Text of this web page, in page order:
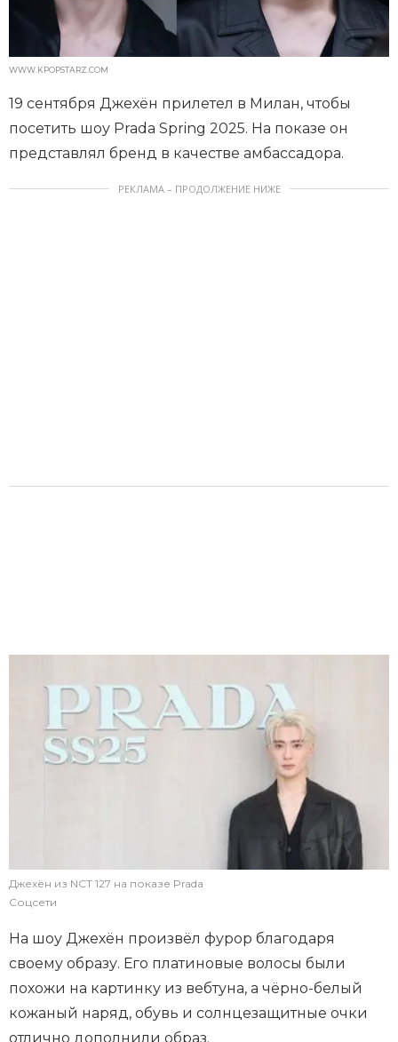
WWW.KPOPSTARZ.COM
19 сентября Джехён прилетел в Милан, чтобы
посетить шоу Prada Spring 2025. На показе он
представлял бренд в качестве амбассадора.
РЕКЛАМА – ПРОДОЛЖЕНИЕ НИЖЕ
Джехён из NCT 127 на показе Prada
Соцсети
На шоу Джехён произвёл фурор благодаря
своему образу. Его платиновые волосы были
похожи на картинку из вебтуна, а чёрно-белый
кожаный наряд, обувь и солнцезащитные очки
отлично дополнили образ.